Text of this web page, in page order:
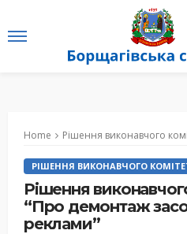
Home Рішення виконавчого
РІШЕННЯ ВИКОНАВЧОГО
Рішення
“Про демонтаж
реклами”